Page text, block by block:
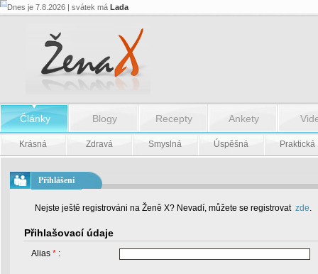
Dnes je 7.8.2026 | svátek má Lada
Články Blogy Recepty Ankety
Krásná Zdravá Smyslná Úspěšná Praktická
Přihlášení
Nejste ještě registrováni na Ženě X? Nevadí, můžete se registrovat zde.
Přihlašovací údaje
Alias * :